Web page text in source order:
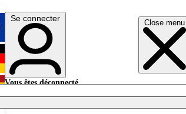
Close menu
English
Deutsch
Se connecter
Vous êtes déconnecté.